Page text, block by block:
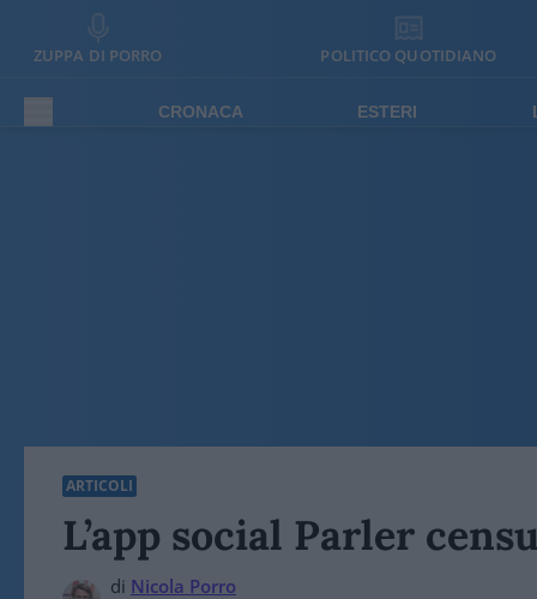
ZUPPA DI PORRO POLITICO QUOTIDIANO
CRONACA ESTERI
ARTICOLI
L’app social Parler
di Nicola Porro